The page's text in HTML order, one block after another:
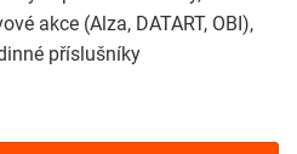
akce (Alza, DATART, OBI),
příslušníky